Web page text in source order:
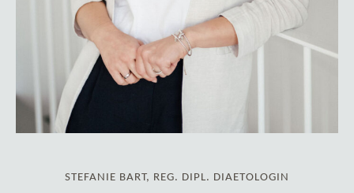
STEFAN IE BART, REG. DIPL. DIAETOLOGIN